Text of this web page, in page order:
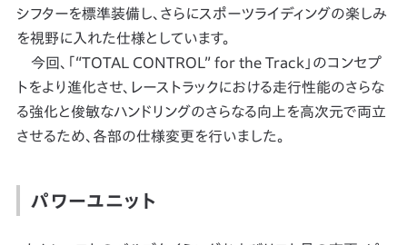
シフターを標準装備し、さらにスポーツライディングの楽しみ
を視野に入れた仕様としています。
今回、「“TOTAL CONTROL” for the Track」のコンセプ
トをより進化させ、レーストラックにおける走行性能のさらな
る強化と俊敏なハンドリングのさらなる向上を高次元で両立
させるため、各部の仕様変更を行いました。
パワーユニット